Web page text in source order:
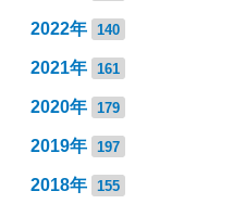
2022年 140
2021年 161
2020年 179
2019年 197
2018年 155